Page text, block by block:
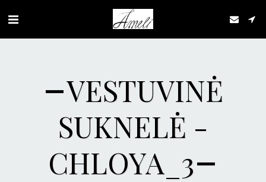
VESTUVINĖ
SUKNELĖ -
CHLOYA_3